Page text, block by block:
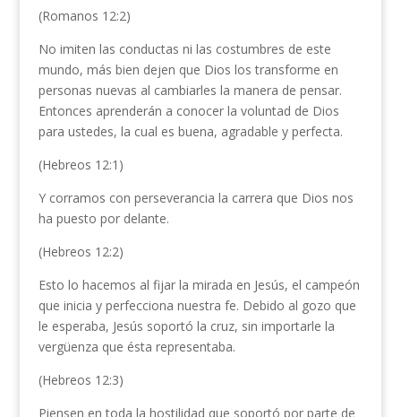
(Romanos 12:2)
No imiten las conductas ni las costumbres de este
mundo, más bien dejen que Dios los transforme en
personas nuevas al cambiarles la manera de pensar.
Entonces aprenderán a conocer la voluntad de Dios
para ustedes, la cual es buena, agradable y perfecta.
(Hebreos 12:1)
Y corramos con perseverancia la carrera que Dios nos
ha puesto por delante.
(Hebreos 12:2)
Esto lo hacemos al fijar la mirada en Jesús, el campeón
que inicia y perfecciona nuestra fe. Debido al gozo que
le esperaba, Jesús soportó la cruz, sin importarle la
vergüenza que ésta representaba.
(Hebreos 12:3)
Piensen en toda la hostilidad que soportó por parte de